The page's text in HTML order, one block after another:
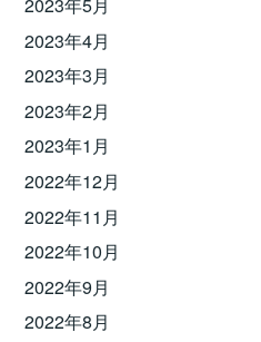
2023年4月
2023年3月
2023年2月
2023年1月
2022年12月
2022年11月
2022年10月
2022年9月
2022年8月